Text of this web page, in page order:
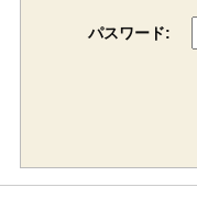
パスワード: